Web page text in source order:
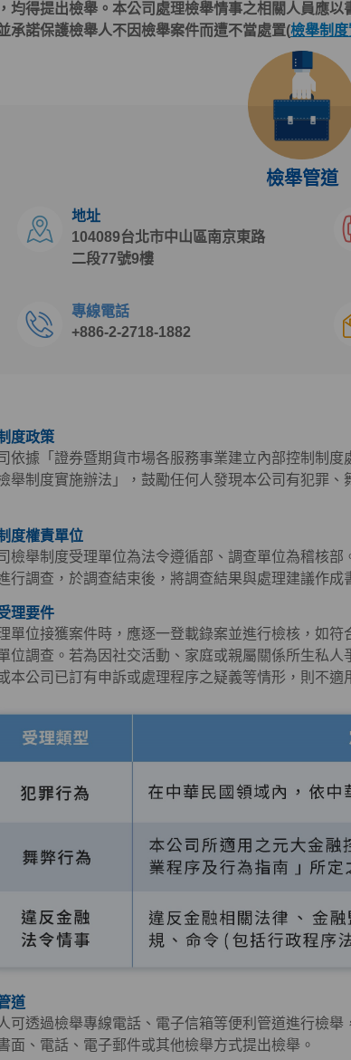
均得提出檢舉。本公司處理檢舉情事之相關人員應
承諾保護檢舉人不因檢舉案件而遭不當處置(檢舉制
檢舉管道
地址
104089台北市中山區南京東路
二段77號9樓
專線電話
+886-2-2718-1882
度政策
依據「證券暨期貨市場各服務事業建立內部控制制
舉制度實施辦法」，鼓勵任何人發現本公司有犯罪
度權責單位
檢舉制度受理單位為法令遵循部、調查單位為稽核
行調查，於調查結束後，將調查結果與處理建議作成
理要件
單位接獲案件時，應逐一登載錄案並進行檢核，如
位調查。若為因社交活動、家庭或親屬關係所生私
本公司已訂有申訴或處理程序之疑義等情形，則不適
道
可透過檢舉專線電話、電子信箱等便利管道進行檢
面、電話、電子郵件或其他檢舉方式提出檢舉。